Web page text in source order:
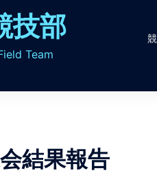
技部
Team
結果報告